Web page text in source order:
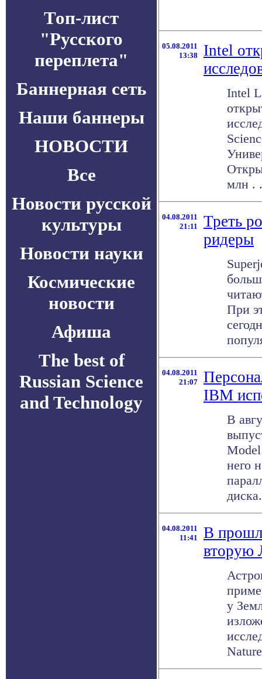
Топ-лист
"Русского
переплета"
Баннерная сеть
Наши баннеры
НОВОСТИ
Все
Новости русской
культуры
Новости науки
Космические
новости
Афиша
The best of
Russian Science
and Technology
05.08.2011
13:38
Intel
Intel
млн .
04.08.2011
21:11
Треть
ридеры
При
04.08.2011
21:07
IBM
В
него
04.08.2011
11:41
В
вторую
у